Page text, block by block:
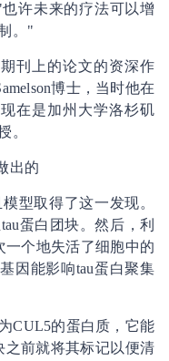
许未来的疗法可以增
。"
刊上的论文的资深作
博士，当时他在
在是加州大学洛杉矶
。
出的
型取得了这一发现。
蛋白团块。然后，利
一个地失活了细胞中的
因能影响tau蛋白聚集
CUL5的蛋白质，它能
之前就将其标记以便清